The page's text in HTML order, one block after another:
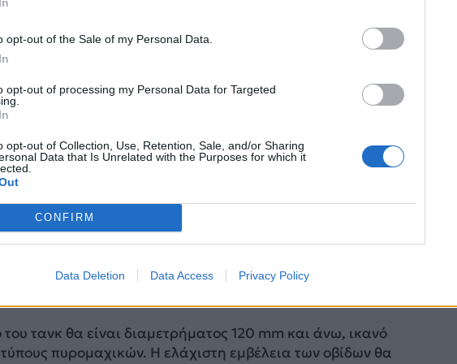
opt-out of the Sale of my Personal Data.
opt-out of processing my Personal Data for Targeted
opt-out of Collection, Use, Retention, Sale, and/or Sharing
Data that Is Unrelated with the Purposes for which it
CONFIRM
Data Deletion Data Access Privacy Policy
ότι οι προχωρημένες ασύμμετρες αντιαρματικές
τα μαχητικά μη επανδρωμένα αεροσκάφη και τα
επίθεσης και περιπλάνησης, έχουν αυξήσει τις
κινητής προστασίας.
που θέλει ο στρατός της Ινδίας
από έναν κινητήρα 1.500 ίππων και θα πρέπει να
σε ασφαλτοστρωμένους δρόμους. Η αναμενόμενη
τανκ θα είναι διαμετρήματος 120 mm και άνω, ικανό
τύπους πυρομαχικών. Η ελάχιστη εμβέλεια των οβίδων θα